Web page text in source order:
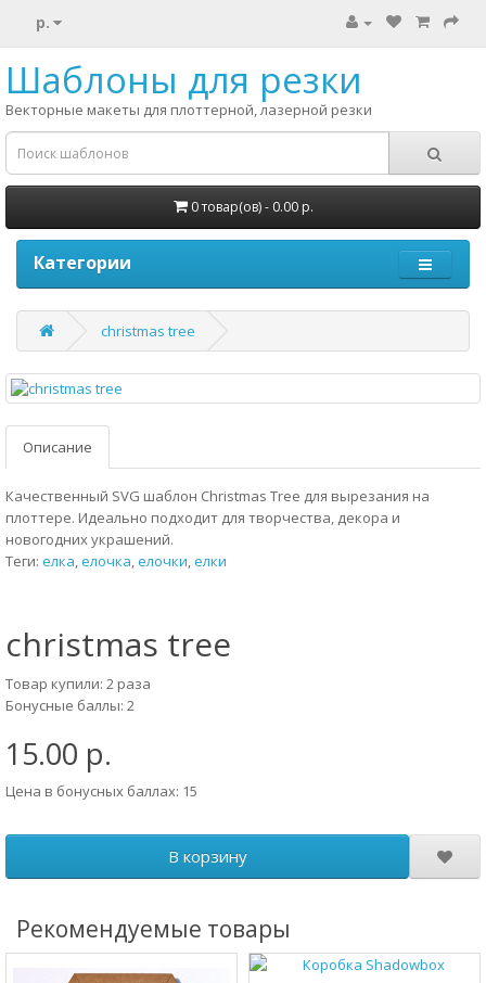
р.
Шаблоны для резки
Векторные макеты для плоттерной, лазерной резки
0 товар(ов) - 0.00 р.
Категории
christmas tree
Описание
Качественный SVG шаблон Christmas Tree для вырезания на
плоттере. Идеально подходит для творчества, декора и
новогодних украшений.
Теги: елка,елочка,елочки,елки
christmas tree
Товар купили: 2 раза
Бонусные баллы: 2
15.00 р.
Цена в бонусных баллах: 15
В корзину
Рекомендуемые товары